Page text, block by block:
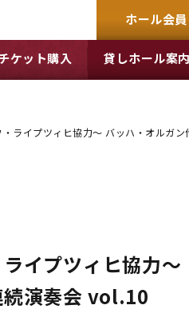
ホール会員
ケット購入 貸しホール案内
ライプツィヒ協力～ バッハ・オルガ
イプツィヒ協力～
続演奏会 vol.10